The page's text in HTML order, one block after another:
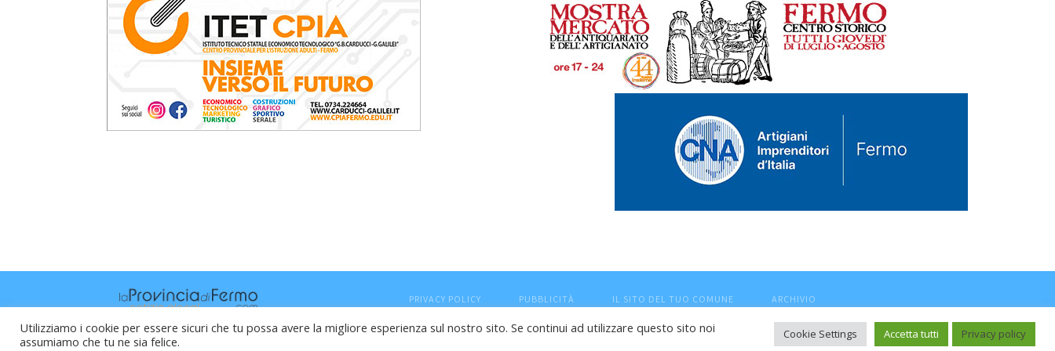
PRIVACY POLICY PUBBLICITÀ IL SITO DEL TUO COMUNE ARCHIVIO
Raffaele Vitali - via Leopardi 10 - 61121 Pesaro (PU) - Cod.Fisc VTLRFL77B02L500Y - Testata giornalistica, aut. Trib.Fermo n.04/2010 del 05/08/2010
Utilizziamo i cookie per essere sicuri che tu possa avere la migliore esperienza sul nostro sito. Se continui ad utilizzare questo sito noi
assumiamo che tu ne sia felice.
Cookie Settings Accetta tutti Privacy policy